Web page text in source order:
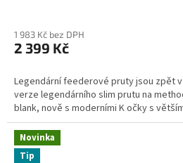
1 983 Kč bez DPH
2 399 Kč
Legendární feederové pruty jsou zpět
verze legendárního slim prutu na
blank, nově s moderními K očky s
Novinka
Tip